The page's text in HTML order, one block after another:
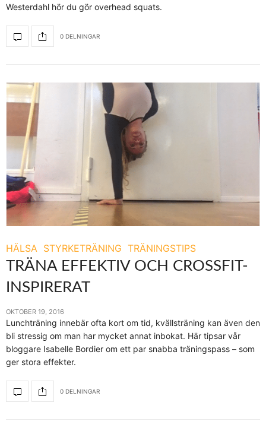
Westerdahl hör du gör overhead squats.
0 DELNINGAR
HÄLSA STYRKETRÄNING TRÄNINGSTIPS
TRÄNA EFFEKTIV OCH CROSSFIT-
INSPIRERAT
OKTOBER 19, 2016
Lunchträning innebär ofta kort om tid, kvällsträning kan även den
bli stressig om man har mycket annat inbokat. Här tipsar vår
bloggare Isabelle Bordier om ett par snabba träningspass – som
ger stora effekter.
0 DELNINGAR